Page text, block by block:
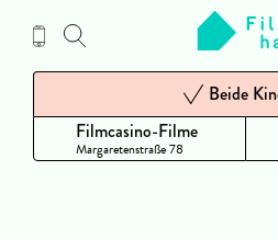
Inhalt
Filmcasino-Filme
Margaretenstraße 78
Beide